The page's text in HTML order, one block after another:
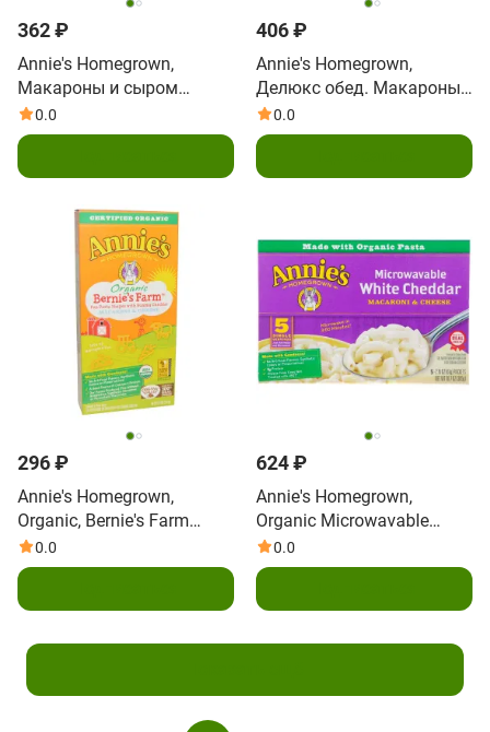
362 ₽
Annie's Homegrown,
Макароны и сыром
чеддер, 6 унций (170 г)
0.0
406 ₽
Annie's Homegrown,
Делюкс обед. Макароны
с соусом из четырех
сыров, 10 унций (283 г)
0.0
296 ₽
Annie's Homegrown,
Organic, Bernie's Farm
Macaroni & Cheese, 6 oz
(170 g)
0.0
624 ₽
Annie's Homegrown,
Organic Microwavable
Macaroni & Cheese, White
Cheddar , 5 Packets, 2.15 oz
0.0